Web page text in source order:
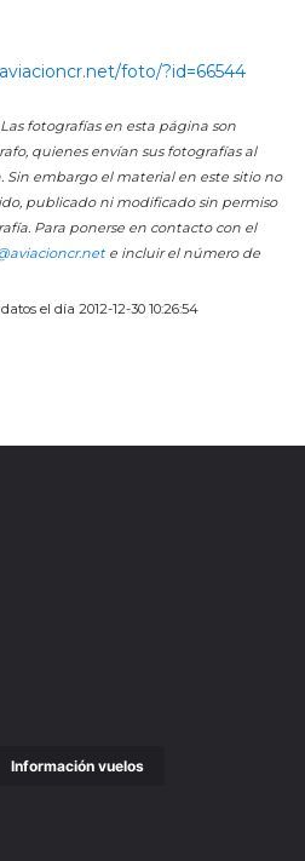
foto/?id=66544
Las fotografías en esta página son
quienes envían sus fotografías al
embargo el material en este sitio no
publicado ni modificado sin permiso
Para ponerse en contacto con el
e incluir el número de
el día 2012-12-30 10:26:54
Información vuelos